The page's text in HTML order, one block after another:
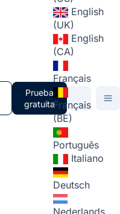
Prueba
gratuita
English
(UK)
English
(CA)
Français
Français
(BE)
Português
Italiano
Deutsch
Nederlands